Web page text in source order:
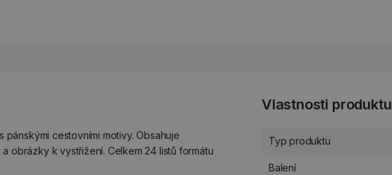
cestovními motivy. Obsahuje
obrázky k vystřižení. Celkem 24 listů formátu
Vlastnosti produktu
Typ produktu
Balení